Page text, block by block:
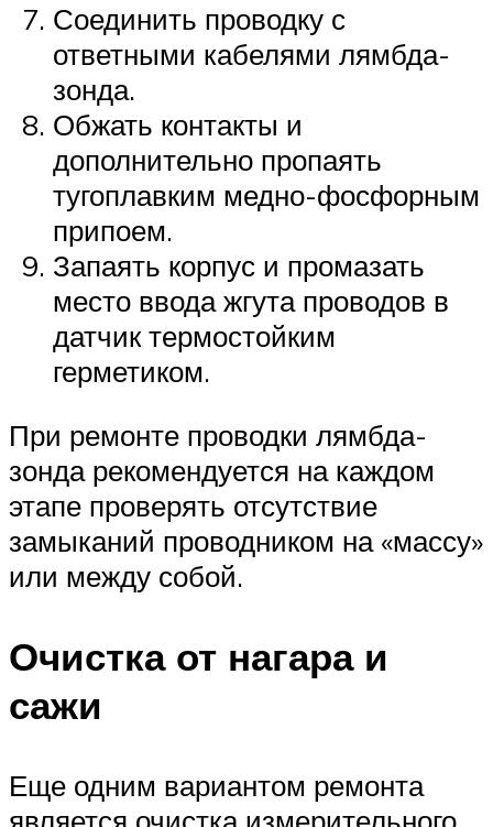
Соединить проводку с
ответными кабелями лямбда-
зонда.
Обжать контакты и
дополнительно пропаять
тугоплавким медно-фосфорным
припоем.
Запаять корпус и промазать
место ввода жгута проводов в
датчик термостойким
герметиком.
При ремонте проводки лямбда-
зонда рекомендуется на каждом
этапе проверять отсутствие
замыканий проводником на «массу»
или между собой.
Очистка от нагара и
сажи
Еще одним вариантом ремонта